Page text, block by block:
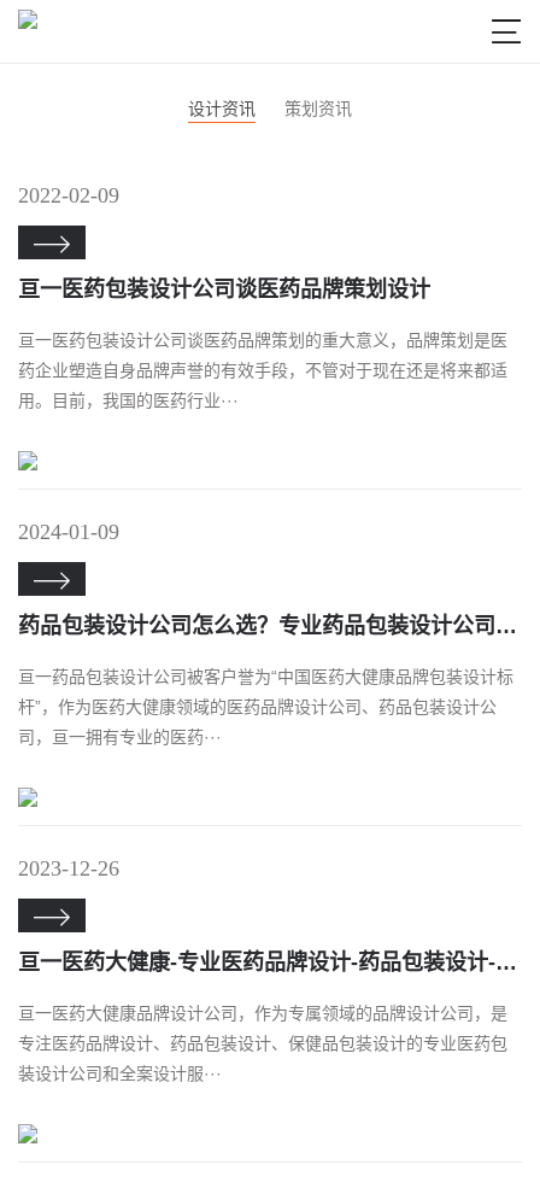

设计资讯 策划资讯
2022-02-09

亘一医药包装设计公司谈医药品牌策划设计
亘一医药包装设计公司谈医药品牌策划的重大意义，品牌策划是医
药企业塑造自身品牌声誉的有效手段，不管对于现在还是将来都适
用。目前，我国的医药行业···
2024-01-09

药品包装设计公司怎么选？专业药品包装设计公司选亘一
亘一药品包装设计公司被客户誉为“中国医药大健康品牌包装设计标
杆”，作为医药大健康领域的医药品牌设计公司、药品包装设计公
司，亘一拥有专业的医药···
2023-12-26

亘一医药大健康-专业医药品牌设计-药品包装设计-医药包装设计公司关注《保健食品标志规范标注指南》
​亘一医药大健康品牌设计公司，作为专属领域的品牌设计公司，是
专注医药品牌设计、药品包装设计、保健品包装设计的专业医药包
装设计公司和全案设计服···